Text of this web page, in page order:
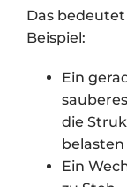
Das
Beispiel:
Ein
die
belasten
Ein